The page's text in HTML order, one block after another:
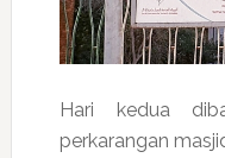
Hari kedua
perkarangan